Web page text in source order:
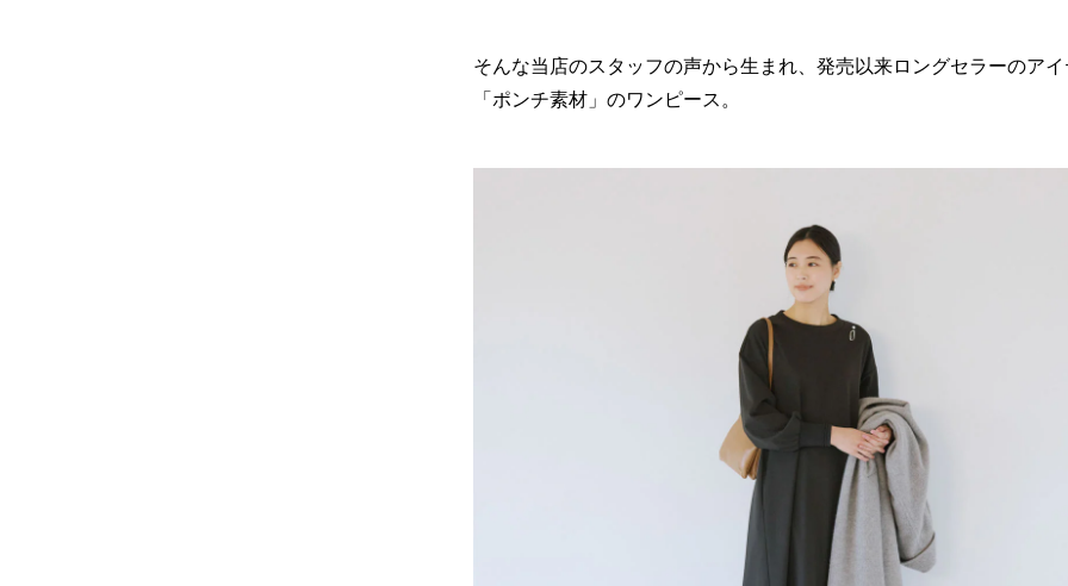
そんな当店のスタッフの声から生まれ、発売以来ロングセラーのア
「ポンチ素材」のワンピース。